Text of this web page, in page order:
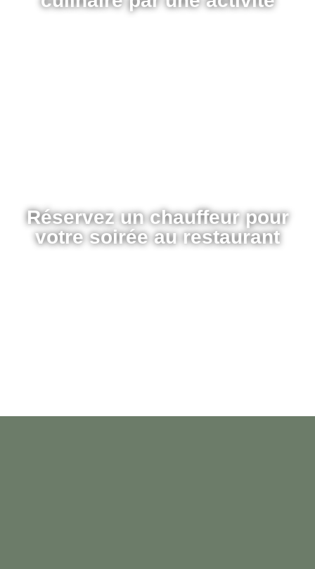
Réservez un chauffeur pour
votre soirée au restaurant